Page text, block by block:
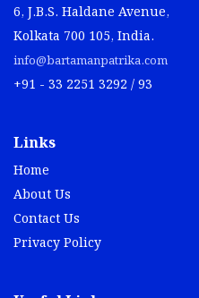
6, J.B.S. Haldane Avenue,
Kolkata 700 105, India.
info@bartamanpatrika.com
+91 - 33 2251 3292 / 93
Links
Home
About Us
Contact Us
Privacy Policy